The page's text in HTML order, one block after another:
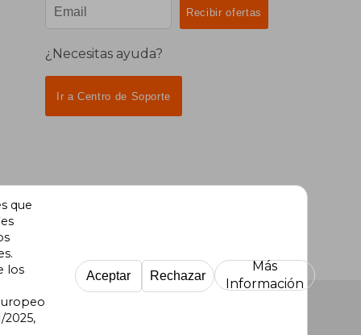
¿Necesitas ayuda?
Ir a Centro de Soporte
que
los
2025,
Aceptar Rechazar
Más
Información